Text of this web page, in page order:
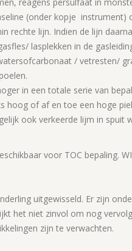
(onder kopje instrument)
rechte lijn. Indien de lijn
lasplekken in de
/ vetresten/
in een totale serie van
hoog of af en toe een hoge
ook verkeerde lijm in spuit
voor TOC bepaling.
uitgewisseld. Er zijn
het niet zinvol om nog
zijn te verwachten.